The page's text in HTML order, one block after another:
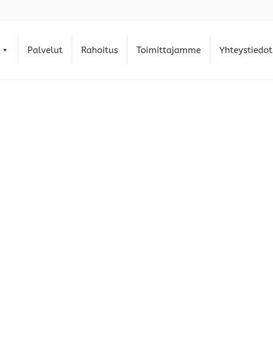
Palvelut Rahoitus Toimittajamme Yhteystiedot